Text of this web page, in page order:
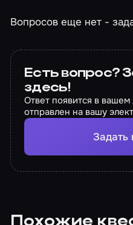
Вопросов еще нет -
Есть вопрос?
здесь!
Ответ появится в вашем
отправлен на вашу
Задать